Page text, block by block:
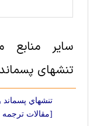
سایر منابع
تنشهای
تنشهاي پسماند
[مقالات